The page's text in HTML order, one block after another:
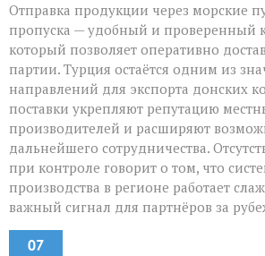
Отправка продукции через морские
пропуска — удобный и проверенный
который позволяет оперативно
партии. Турция остаётся одним из
направлений для экспорта донских
поставки укрепляют репутацию
производителей и расширяют
дальнейшего сотрудничества.
при контроле говорит о том, что
производства в регионе работает
важный сигнал для партнёров за
07